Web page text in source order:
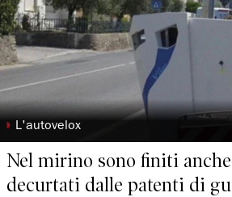
◗ L'autovelox
Nel mirino sono finiti
decurtati dalle patenti di